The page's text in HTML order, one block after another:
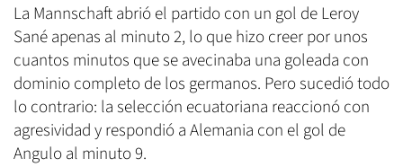
La Mannschaft abrió el partido con un gol de Leroy
Sané apenas al minuto 2, lo que hizo creer por unos
cuantos minutos que se avecinaba una goleada con
dominio completo de los germanos. Pero sucedió todo
lo contrario: la selección ecuatoriana reaccionó con
agresividad y respondió a Alemania con el gol de
Angulo al minuto 9.